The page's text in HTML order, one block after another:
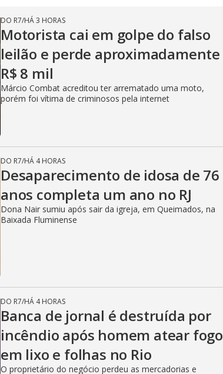
DO R7/HÁ 3 HORAS
Motorista cai em golpe do falso
leilão e perde aproximadamente
R$ 8 mil
Márcio Combat acreditou ter arrematado uma moto,
porém foi vítima de criminosos pela internet
DO R7/HÁ 4 HORAS
Desaparecimento de idosa de 76
anos completa um ano no RJ
Dona Nair sumiu após sair da igreja, em Queimados, na
Baixada Fluminense
DO R7/HÁ 4 HORAS
Banca de jornal é destruída por
incêndio após homem atear fogo
em lixo e folhas no Rio
O proprietário do negócio perdeu as mercadorias e